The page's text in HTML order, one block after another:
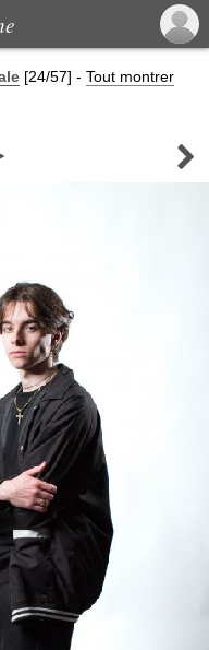
[24/57] - Tout montrer
